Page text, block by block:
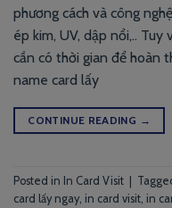
phương cách và công
ép kim, UV, dập nổi,.. Tuy
cần có thời gian để hoàn
name card lấy
CONTINUE READING →
Posted in In Card Visit
card lấy ngay in card visit in